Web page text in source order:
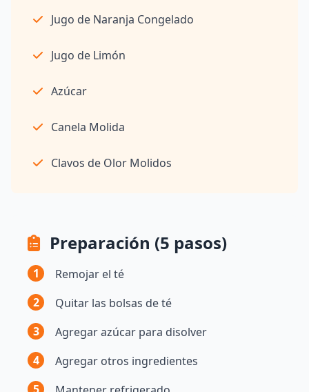
Jugo de Naranja Congelado
Jugo de Limón
Azúcar
Canela Molida
Clavos de Olor Molidos
Preparación (5 pasos)
1
Remojar el té
2
Quitar las bolsas de té
3
Agregar azúcar para disolver
4
Agregar otros ingredientes